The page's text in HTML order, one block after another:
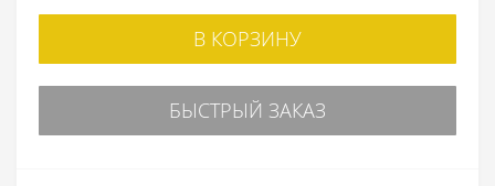
В КОРЗИНУ
БЫСТРЫЙ ЗАКАЗ